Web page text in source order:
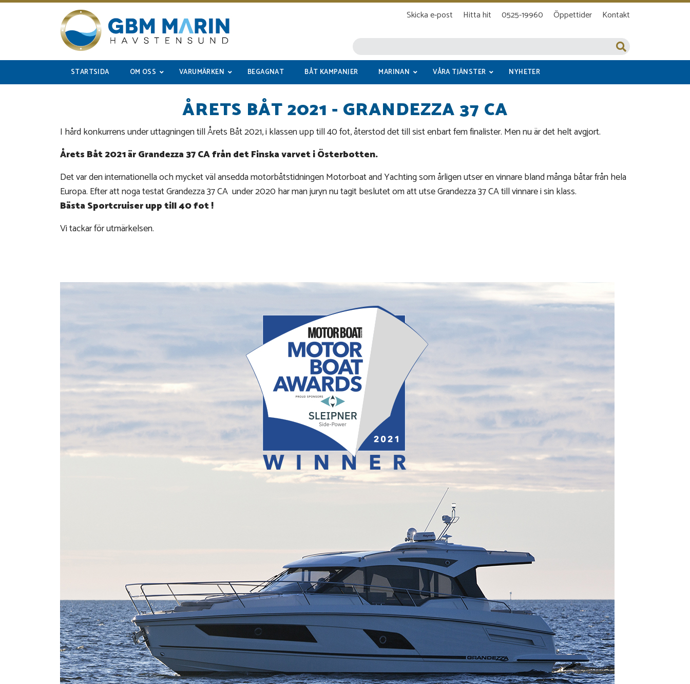
Skicka e-post Hitta hit 0525-19960 Öppettider Kontakt
STARTSIDA OM OSS VARUMÄRKEN BEGAGNAT BÅT KAMPANJER MARINAN VÅRA TJÄNSTER NYHETER
ÅRETS BÅT 2021 - GRANDEZZA 37 CA
I hård konkurrens under uttagningen till Årets Båt 2021, i klassen upp till 40 fot, återstod det till sist enbart fem finalister. Men nu är det helt avgjort.
Årets Båt 2021 är Grandezza 37 CA från det Finska varvet i Österbotten.
Det var den internationella och mycket väl ansedda motorbåtstidningen Motorboat and Yachting som årligen utser en vinnare bland många båtar från hela
Europa. Efter att noga testat Grandezza 37 CA under 2020 har man juryn nu tagit beslutet om att utse Grandezza 37 CA till vinnare i sin klass.
Bästa Sportcruiser upp till 40 fot !
Vi tackar för utmärkelsen.